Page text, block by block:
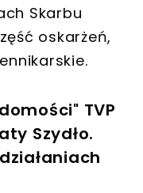
Skarbu
oskarżeń,
TVP
Szydło.